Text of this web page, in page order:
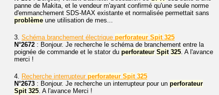
panne de Makita, et le vendeur m'ayant confirmé qu'une seule norme
d'emmanchement SDS-MAX existante et normalisée permettait sans
problème une utilisation de mes...
3. Schéma branchement électrique perforateur Spit 325
N°2672 : Bonjour. Je recherche le schéma de branchement entre la
poignée de commande et le stator du perforateur Spit 325. A l'avance
merci !
4. Recherche interrupteur perforateur Spit 325
N°2673 : Bonjour. Je recherche un interrupteur pour un perforateur
Spit 325. A l'avance Merci !